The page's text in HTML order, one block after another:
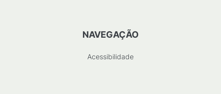
NAVEGAÇÃO
Acessibilidade